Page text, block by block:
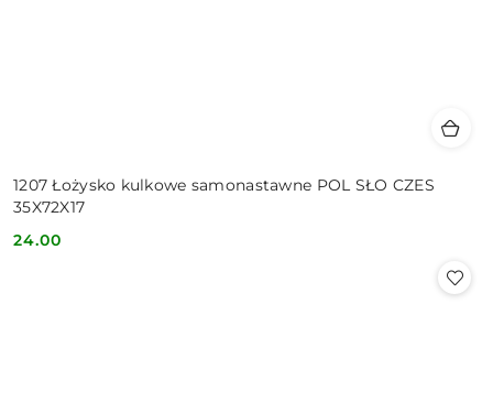
1207 Łożysko kulkowe samonastawne POL SŁO CZES
35X72X17
Cena:
24.00